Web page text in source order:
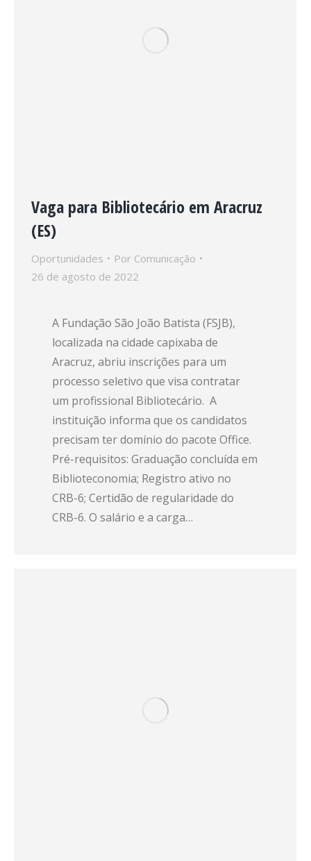
Vaga para Bibliotecário em Aracruz
(ES)
Oportunidades Por Comunicação
26 de agosto de 2022
A Fundação São João Batista (FSJB),
localizada na cidade capixaba de
Aracruz, abriu inscrições para um
processo seletivo que visa contratar
um profissional Bibliotecário. A
instituição informa que os candidatos
precisam ter domínio do pacote Office.
Pré-requisitos: Graduação concluída em
Biblioteconomia; Registro ativo no
CRB-6; Certidão de regularidade do
CRB-6. O salário e a carga…